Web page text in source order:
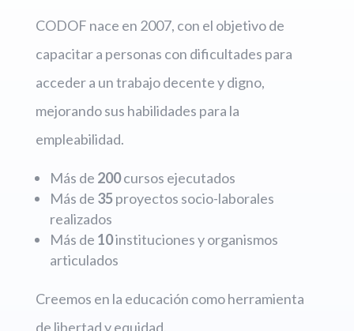
CODOF nace en 2007, con el objetivo de
capacitar a personas con dificultades para
acceder a un trabajo decente y digno,
mejorando sus habilidades para la
empleabilidad.
Más de 200cursos ejecutados
Más de 35proyectos socio-laborales
realizados
Más de 10instituciones y organismos
articulados
Creemos en la educación como herramienta
de libertad y equidad.